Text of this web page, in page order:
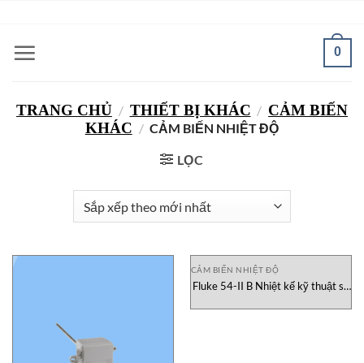
nội
0
TRANG CHỦ / THIẾT BỊ KHÁC / CẢM BIẾN
KHÁC / CẢM BIẾN NHIỆT ĐỘ
LỌC
CẢM BIẾN NHIỆT ĐỘ
Fluke 54-II B Nhiệt kế kỹ thuật số